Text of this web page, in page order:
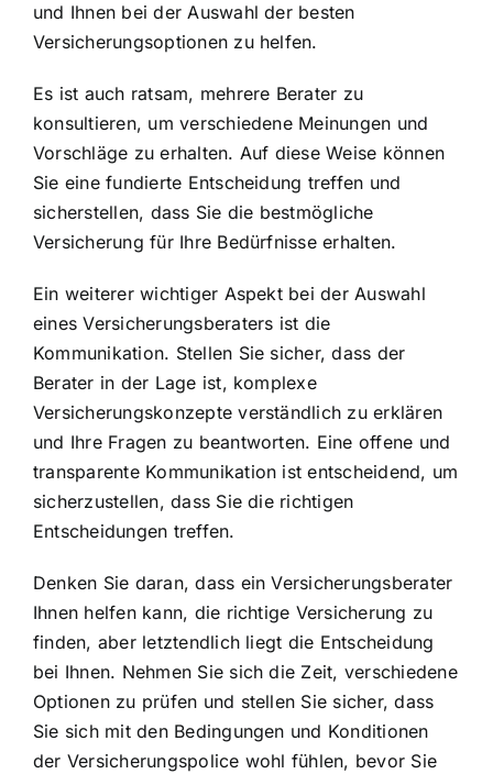
und Ihnen bei der Auswahl der besten
Versicherungsoptionen zu helfen.
Es ist auch ratsam, mehrere Berater zu
konsultieren, um verschiedene Meinungen und
Vorschläge zu erhalten. Auf diese Weise können
Sie eine fundierte Entscheidung treffen und
sicherstellen, dass Sie die bestmögliche
Versicherung für Ihre Bedürfnisse erhalten.
Ein weiterer wichtiger Aspekt bei der Auswahl
eines Versicherungsberaters ist die
Kommunikation. Stellen Sie sicher, dass der
Berater in der Lage ist, komplexe
Versicherungskonzepte verständlich zu erklären
und Ihre Fragen zu beantworten. Eine offene und
transparente Kommunikation ist entscheidend, um
sicherzustellen, dass Sie die richtigen
Entscheidungen treffen.
Denken Sie daran, dass ein Versicherungsberater
Ihnen helfen kann, die richtige Versicherung zu
finden, aber letztendlich liegt die Entscheidung
bei Ihnen. Nehmen Sie sich die Zeit, verschiedene
Optionen zu prüfen und stellen Sie sicher, dass
Sie sich mit den Bedingungen und Konditionen
der Versicherungspolice wohl fühlen, bevor Sie